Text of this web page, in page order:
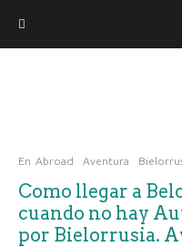
En Abroad Aventura
Como llegar a
cuando no hay
por Bielorrusia.